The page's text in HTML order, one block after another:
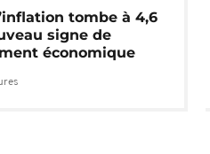
tombe à 4,6
signe de
économique